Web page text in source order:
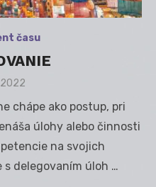
času
2022
chápe ako postup, pri
úlohy alebo činnosti
na svojich
s delegovaním úloh …